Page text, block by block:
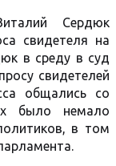
Сердюк
свидетеля на
в среду в суд
свидетелей
общались со
было немало
в том